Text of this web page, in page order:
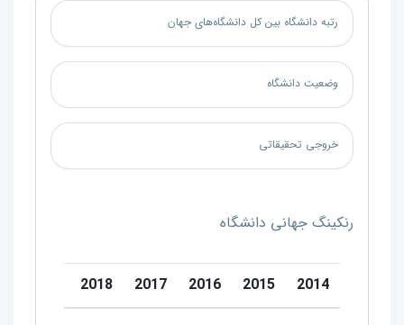
رتبه دانشگاه بین کل دانشگاه‌های جهان
وضعیت دانشگاه
خروجی تحقیقاتی
رنکینگ جهانی دانشگاه
2014
2015
2016
2017
2018